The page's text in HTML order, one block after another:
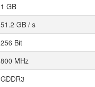
1 GB
51.2 GB / s
256 Bit
800 MHz
GDDR3